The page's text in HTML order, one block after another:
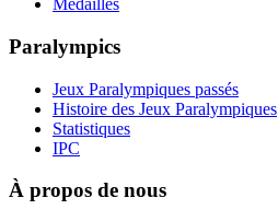
Médailles
Paralympics
Jeux Paralympiques passés
Histoire des Jeux Paralympiques
Statistiques
IPC
À propos de nous